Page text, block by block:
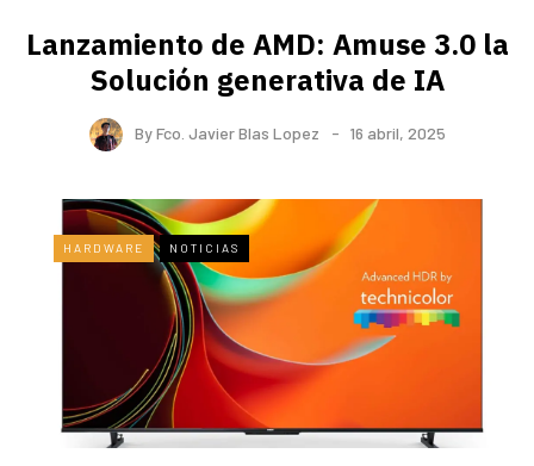
Lanzamiento de AMD: Amuse 3.0 la
Solución generativa de IA
ByFco. Javier Blas Lopez 16 abril, 2025
HARDWARE NOTICIAS